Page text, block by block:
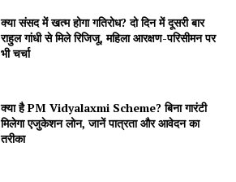
क्या संसद में खत्म होगा गतिरोध? दो दिन में दूसरी बार
राहुल गांधी से मिले रिजिजू, महिला आरक्षण-परिसीमन पर
भी चर्चा
क्या है PM Vidyalaxmi Scheme? बिना गारंटी
मिलेगा एजुकेशन लोन, जानें पात्रता और आवेदन का
तरीका